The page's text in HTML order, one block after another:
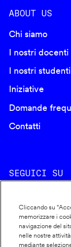
ABOUT US
Chi siamo
I nostri docenti
I nostri studenti
Iniziative
Domande
Contatti
SEGUICI SU
Cookie policy
Cliccando su
memorizzare i
navigazione del
nelle nostre
mediante